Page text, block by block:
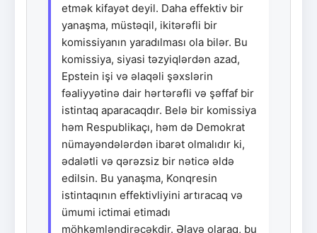
etmək kifayət deyil. Daha effektiv bir
yanaşma, müstəqil, ikitərəfli bir
komissiyanın yaradılması ola bilər. Bu
komissiya, siyasi təzyiqlərdən azad,
Epstein işi və əlaqəli şəxslərin
fəaliyyətinə dair hərtərəfli və şəffaf bir
istintaq aparacaqdır. Belə bir komissiya
həm Respublikaçı, həm də Demokrat
nümayəndələrdən ibarət olmalıdır ki,
ədalətli və qərəzsiz bir nəticə əldə
edilsin. Bu yanaşma, Konqresin
istintaqının effektivliyini artıracaq və
ümumi ictimai etimadı
möhkəmləndirəcəkdir. Əlavə olaraq, bu